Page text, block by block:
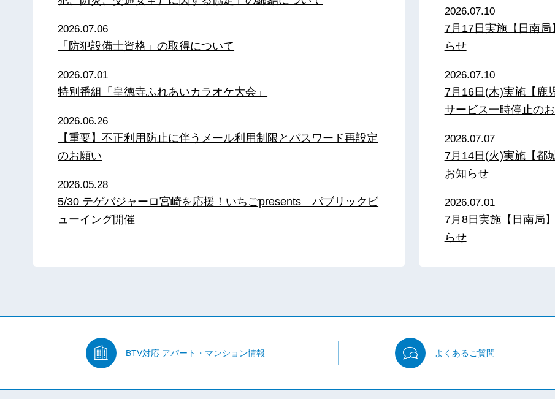
2026.07.06
「防犯設備士資格」の取得について
2026.07.01
特別番組「皇徳寺ふれあいカラオケ大会」
2026.06.26
【重要】不正利用防止に伴うメール利用制限とパスワード再設定
のお願い
2026.05.28
5/30 テゲバジャーロ宮崎を応援！いちごpresents パブリックビ
ューイング開催
2026.07.10
7月17日実施【日南
らせ
2026.07.10
7月16日(木)実施【鹿
サービス一時停止の
2026.07.07
7月14日(火)実施【都
お知らせ
2026.07.01
7月8日実施【日南局
らせ
BTV対応 アパート・マンション情報 よくあるご質問